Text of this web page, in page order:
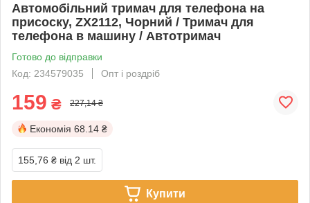
Автомобільний тримач для телефона на
присоску, ZX2112, Чорний / Тримач для
телефона в машину / Автотримач
Готово до відправки
Код: 234579035
Опт і роздріб
159 ₴ 227,14 ₴
Економія 68.14 ₴
155,76 ₴ від 2 шт.
Купити